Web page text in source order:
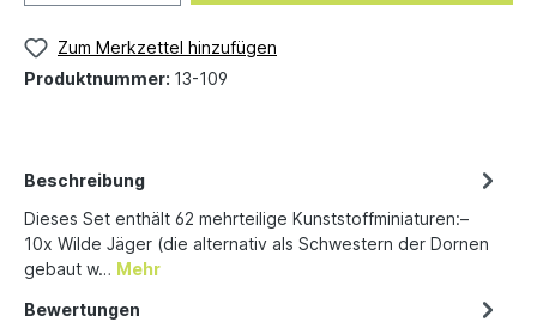
Zum Merkzettel hinzufügen
Produktnummer: 13-109
Beschreibung
Dieses Set enthält 62 mehrteilige Kunststoffminiaturen:–
10x Wilde Jäger (die alternativ als Schwestern der Dornen
gebaut w… Mehr
Bewertungen